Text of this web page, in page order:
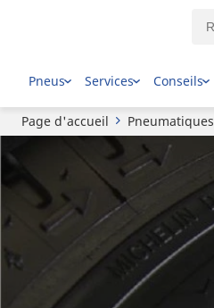
Pneus Services Conseils
Page d'accueil Pneumatiques